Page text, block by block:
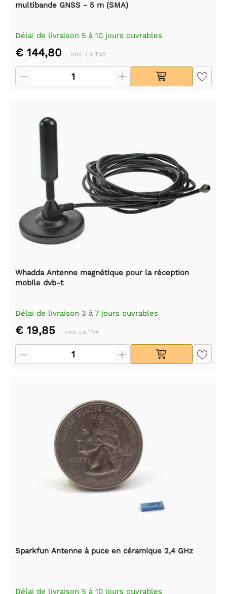
multibande GNSS - 5 m (SMA)
Délai de livraison 5 à 10 jours ouvrables
€ 144,80 Incl. La TVA
Whadda Antenne magnétique pour la réception
mobile dvb-t
Délai de livraison 3 à 7 jours ouvrables
€ 19,85 Incl. La TVA
Sparkfun Antenne à puce en céramique 2,4 GHz
Délai de livraison 5 à 10 jours ouvrables